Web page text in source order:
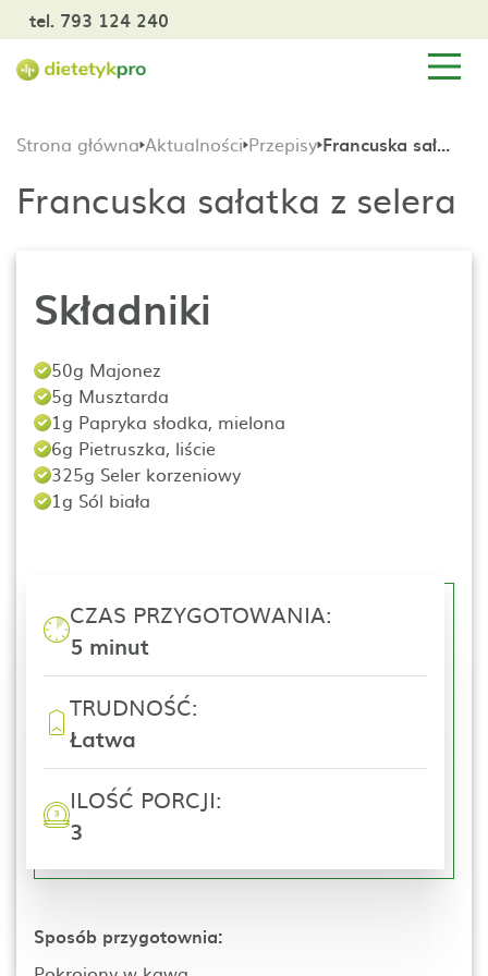
tel. 793 124 240
Strona główna Aktualności Przepisy Francuska sałatka z selera
Francuska sałatka z selera
Składniki
50g Majonez
5g Musztarda
1g Papryka słodka, mielona
6g Pietruszka, liście
325g Seler korzeniowy
1g Sól biała
CZAS PRZYGOTOWANIA:
5 minut
TRUDNOŚĆ:
Łatwa
ILOŚĆ PORCJI:
3
Sposób przygotownia: